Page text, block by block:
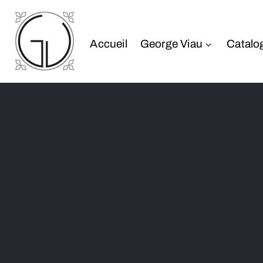
Accueil George Viau